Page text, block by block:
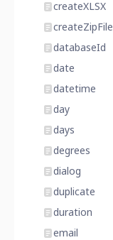
createXLSX
createZipFile
databaseId
date
datetime
day
days
degrees
dialog
duplicate
duration
email